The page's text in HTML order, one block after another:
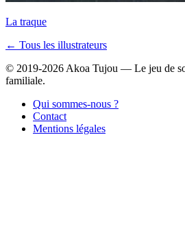
La traque
← Tous les illustrateurs
© 2019-2026 Akoa Tujou — Le jeu de
familiale.
Qui sommes-nous ?
Contact
Mentions légales